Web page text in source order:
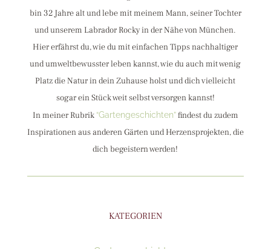
bin 32 Jahre alt und lebe mit meinem Mann, seiner Tochter
und unserem Labrador Rocky in der Nähe von München.
Hier erfährst du, wie du mit einfachen Tipps nachhaltiger
und umweltbewusster leben kannst, wie du auch mit wenig
Platz die Natur in dein Zuhause holst und dich vielleicht
sogar ein Stück weit selbst versorgen kannst!
In meiner Rubrik “Gartengeschichten”findest du zudem
Inspirationen aus anderen Gärten und Herzensprojekten, die
dich begeistern werden!
KATEGORIEN